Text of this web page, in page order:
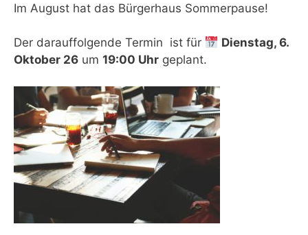
Im August hat das Bürgerhaus Sommerpause!
Der darauffolgende Termin ist für
Dienstag, 6.
Oktober 26 um 19:00 Uhr geplant.